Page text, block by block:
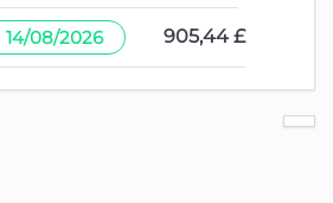
14/08/2026 905,44 £